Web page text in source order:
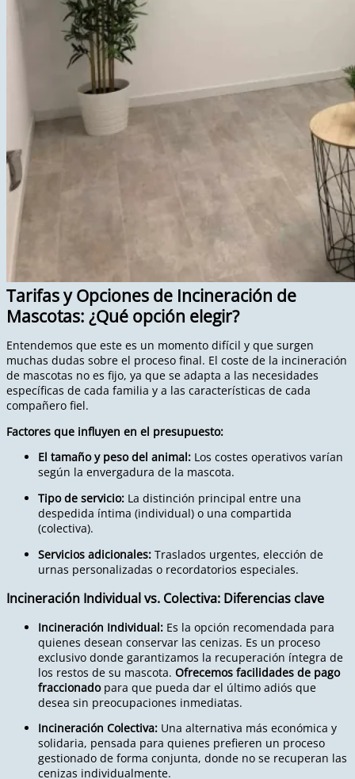
Tarifas y Opciones de Incineración de
Mascotas: ¿Qué opción elegir?
Entendemos que este es un momento difícil y que surgen
muchas dudas sobre el proceso final. El coste de la incineración
de mascotas no es fijo, ya que se adapta a las necesidades
específicas de cada familia y a las características de cada
compañero fiel.
Factores que influyen en el presupuesto:
El tamaño y peso del animal: Los costes operativos varían
según la envergadura de la mascota.
Tipo de servicio: La distinción principal entre una
despedida íntima (individual) o una compartida
(colectiva).
Servicios adicionales: Traslados urgentes, elección de
urnas personalizadas o recordatorios especiales.
Incineración Individual vs. Colectiva: Diferencias clave
Incineración Individual: Es la opción recomendada para
quienes desean conservar las cenizas. Es un proceso
exclusivo donde garantizamos la recuperación íntegra de
los restos de su mascota. Ofrecemos facilidades de pago
fraccionadopara que pueda dar el último adiós que
desea sin preocupaciones inmediatas.
Incineración Colectiva: Una alternativa más económica y
solidaria, pensada para quienes prefieren un proceso
gestionado de forma conjunta, donde no se recuperan las
cenizas individualmente.